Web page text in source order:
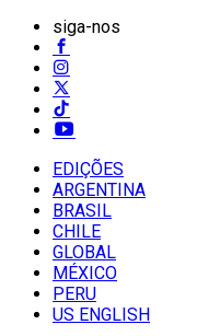
siga-nos
EDIÇÕES
ARGENTINA
BRASIL
CHILE
GLOBAL
MÉXICO
PERU
US ENGLISH